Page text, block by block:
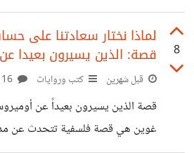
واحدة من أعمق الحاجات الإنسانية
في العثور على مرآة نفسية كاملة
الذي يعرف عنا كل شيء. هذا البحث عن
والمكاشفة بلا حواجز يقسم الآراء
جبهتين متناقضتين تماماً في التعامل
فالفريق الأول يرى أن وجود شخص
8
لماذا نختار سعادتنا على
قصة: الذين يسيرون بعيدا
قبل شهرين كتب وروايات
قصة الذين يسيرون بعيداً عن
غوين هي قصة فلسفية تتحدث عن